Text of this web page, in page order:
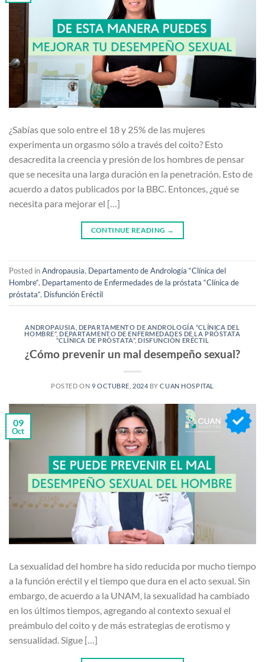
¿Sabías que solo entre el 18 y 25% de las mujeres
experimenta un orgasmo sólo a través del coito? Esto
desacredita la creencia y presión de los hombres de pensar
que se necesita una larga duración en la penetración. Esto de
acuerdo a datos publicados por la BBC. Entonces, ¿qué se
necesita para mejorar el […]
CONTINUE READING →
Posted inAndropausia, Departamento de Andrología “Clínica del
Hombre“, Departamento de Enfermedades de la próstata “Clínica de
próstata“, Disfunción Eréctil
ANDROPAUSIA DEPARTAMENTO DE ANDROLOGÍA “CLÍNICA DEL
HOMBRE“,DEPARTAMENTO DE ENFERMEDADES DE LA PRÓSTATA
“CLÍNICA DE PRÓSTATA“,DISFUNCIÓN ERÉCTIL
¿Cómo prevenir un mal desempeño sexual?
POSTED ON 9 OCTUBRE, 2024 BYCUAN HOSPITAL
09
Oct
La sexualidad del hombre ha sido reducida por mucho tiempo
a la función eréctil y el tiempo que dura en el acto sexual. Sin
embargo, de acuerdo a la UNAM, la sexualidad ha cambiado
en los últimos tiempos, agregando al contexto sexual el
preámbulo del coito y de más estrategias de erotismo y
sensualidad. Sigue […]